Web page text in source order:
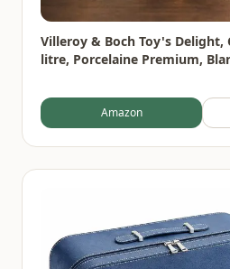
Villeroy & Boch Toy's Delight,
litre, Porcelaine Premium,
Amazon